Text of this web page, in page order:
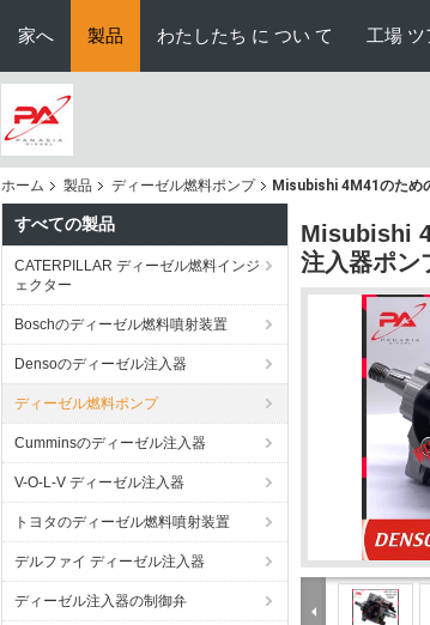
家へ 製品 わたしたち に つい て 工場 ツ
ホーム 製品 ディーゼル燃料ポンプ Misubishi 4M41のため
すべての製品
CATERPILLAR ディーゼル燃料インジ
ェクター
Boschのディーゼル燃料噴射装置
Densoのディーゼル注入器
ディーゼル燃料ポンプ
Cumminsのディーゼル注入器
V-O-L-V ディーゼル注入器
トヨタのディーゼル燃料噴射装置
デルファイ ディーゼル注入器
ディーゼル注入器の制御弁
Misubishi
注入器ポン